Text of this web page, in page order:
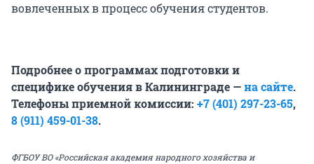
вовлеченных в процесс обучения студентов.
Подробнее о программах подготовки и
специфике обучения в Калининграде —на сайте.
Телефоны приемной комиссии: +7 (401) 297-23-65,
8 (911) 459-01-38.
ФГБОУ ВО «Российская академия народного хозяйства и